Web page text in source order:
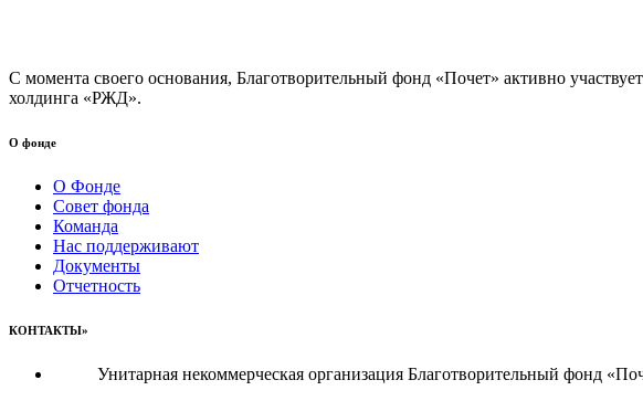
С момента своего основания, Благотворительный фонд «Почет» активно
холдинга «РЖД».
О фонде
О Фонде
Совет фонда
Команда
Нас поддерживают
Документы
Отчетность
КОНТАКТЫ»
Унитарная некоммерческая организация Благотворительный фонд